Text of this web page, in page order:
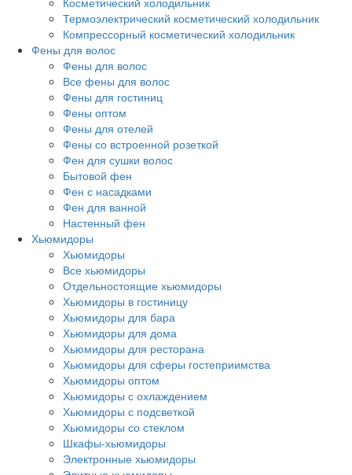
Термоэлектрический косметический холодильник
Компрессорный косметический холодильник
Фены для волос
Фены для волос
Все фены для волос
Фены для гостиниц
Фены оптом
Фены для отелей
Фены со встроенной розеткой
Фен для сушки волос
Бытовой фен
Фен с насадками
Фен для ванной
Настенный фен
Хьюмидоры
Хьюмидоры
Все хьюмидоры
Отдельностоящие хьюмидоры
Хьюмидоры в гостиницу
Хьюмидоры для бара
Хьюмидоры для дома
Хьюмидоры для ресторана
Хьюмидоры для сферы гостеприимства
Хьюмидоры оптом
Хьюмидоры с охлаждением
Хьюмидоры с подсветкой
Хьюмидоры со стеклом
Шкафы-хьюмидоры
Электронные хьюмидоры